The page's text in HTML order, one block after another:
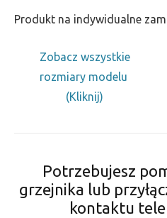
Produkt na indywidualne
Zobacz wszystkie
rozmiary modelu
(Kliknij)
Potrzebujesz
grzejnika lub
kontaktu